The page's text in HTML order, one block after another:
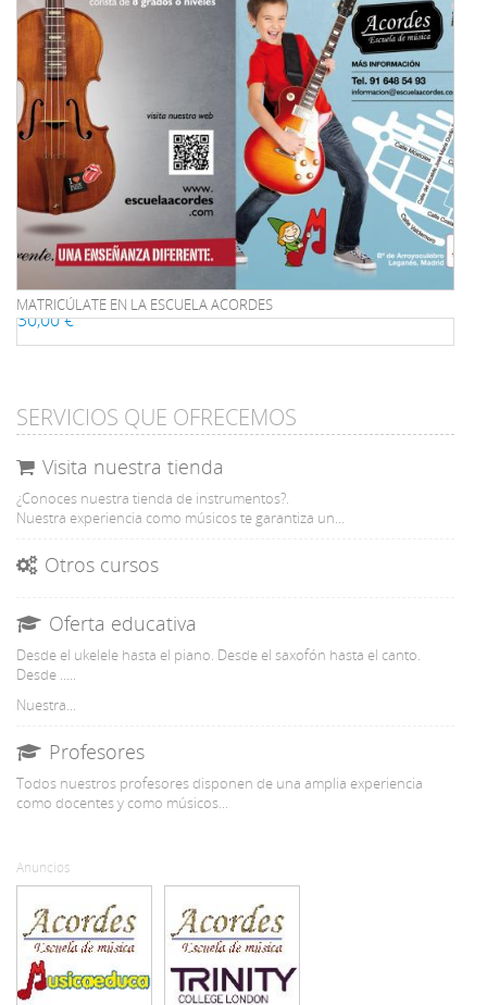
MATRICÚLATE EN LA ESCUELA ACORDES
30,00 €
SERVICIOS QUE OFRECEMOS
Visita nuestra tienda
¿Conoces nuestra tienda de instrumentos?.
Nuestra experiencia como músicos te garantiza un...
Otros cursos
Oferta educativa
Desde el ukelele hasta el piano. Desde el saxofón hasta el canto.
Desde .....
Nuestra...
Profesores
Todos nuestros profesores disponen de una amplia experiencia
como docentes y como músicos...
Anuncios